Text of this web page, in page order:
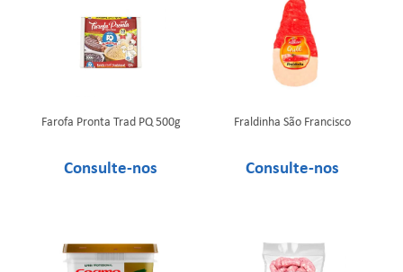
Farofa Pronta Trad PQ 500g Fraldinha São Francisco